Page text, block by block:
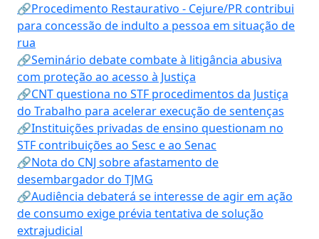
🔗Procedimento Restaurativo - Cejure/PR contribui
para concessão de indulto a pessoa em situação de
rua
🔗Seminário debate combate à litigância abusiva
com proteção ao acesso à Justiça
🔗CNT questiona no STF procedimentos da Justiça
do Trabalho para acelerar execução de sentenças
🔗Instituições privadas de ensino questionam no
STF contribuições ao Sesc e ao Senac
🔗Nota do CNJ sobre afastamento de
desembargador do TJMG
🔗Audiência debaterá se interesse de agir em ação
de consumo exige prévia tentativa de solução
extrajudicial